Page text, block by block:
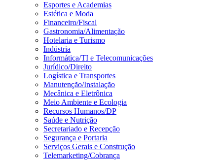
Esportes e Academias
Estética e Moda
Financeiro/Fiscal
Gastronomia/Alimentação
Hotelaria e Turismo
Indústria
Informática/TI e Telecomunicações
Jurídico/Direito
Logística e Transportes
Manutenção/Instalação
Mecânica e Eletrônica
Meio Ambiente e Ecologia
Recursos Humanos/DP
Saúde e Nutrição
Secretariado e Recepção
Segurança e Portaria
Serviços Gerais e Construção
Telemarketing/Cobrança